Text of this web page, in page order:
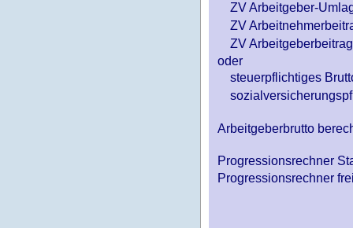
ZV Arbeitgeber-
ZV
ZV
oder
steuerpflichtiges
Arbeitgeberbrutto
Progressionsrechner
Progressionsrechner